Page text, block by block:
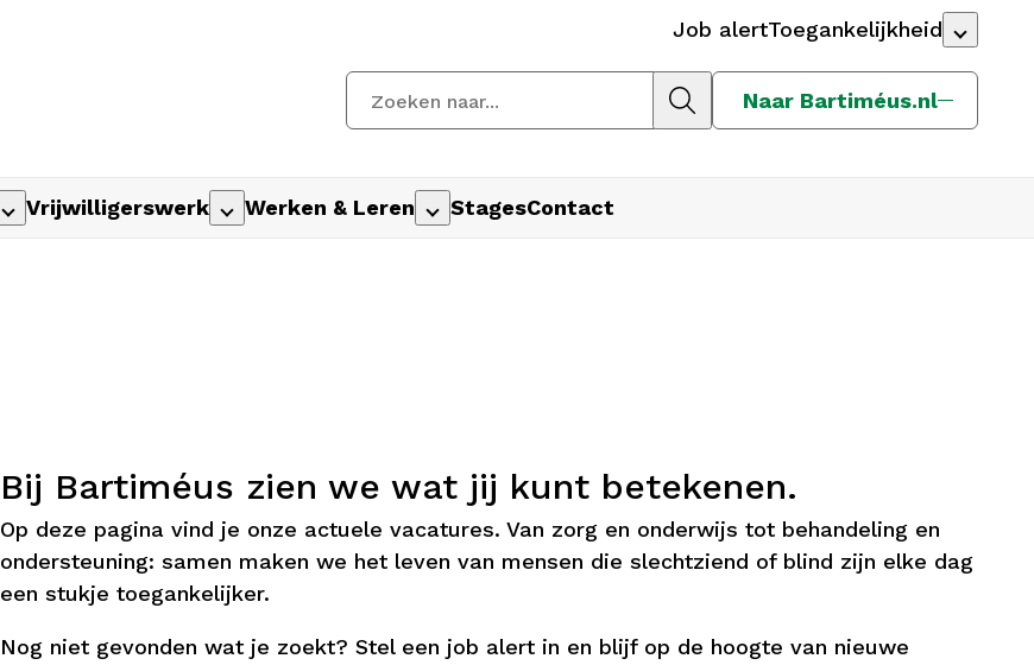
Job alertToegankelijkheid
Naar Bartiméus.nl
Vrijwilligerswerk Werken & Leren StagesContact
Bij Bartiméus zien we wat jij kunt betekenen.
Op deze pagina vind je onze actuele vacatures. Van zorg en onderwijs tot behandeling en
ondersteuning: samen maken we het leven van mensen die slechtziend of blind zijn elke dag
een stukje toegankelijker.
Nog niet gevonden wat je zoekt? Stel een job alert in en blijf op de hoogte van nieuwe